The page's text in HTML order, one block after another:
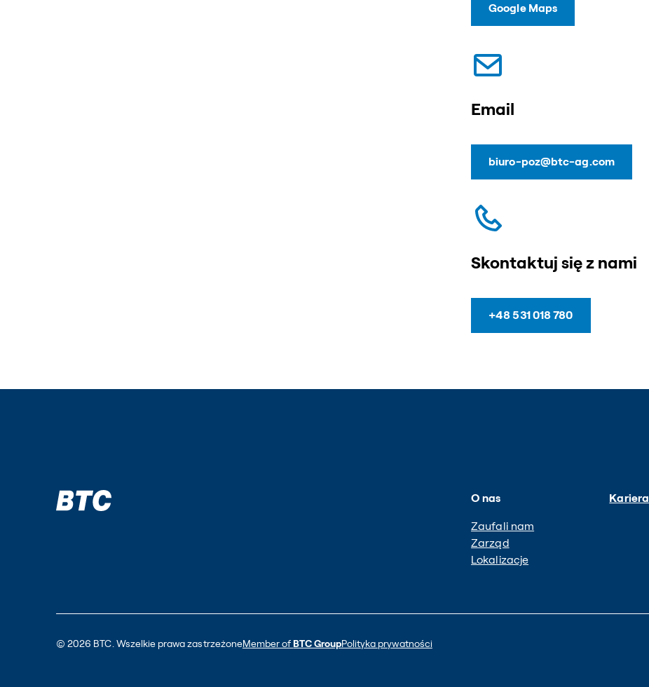
Google Maps
Email
biuro-poz@btc-ag.com
Skontaktuj się z nami
+48 531 018 780
O nas
Zaufali nam
Zarząd
Lokalizacje
Kariera
© 2026 BTC. Wszelkie prawa zastrzeżoneMember of BTC GroupPolityka prywatności